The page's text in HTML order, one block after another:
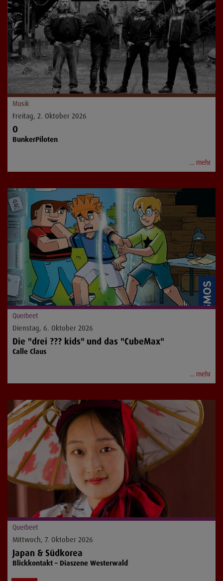
Musik
Freitag, 2. Oktober 2026
O
BunkerPiloten
... mehr
Querbeet
Dienstag, 6. Oktober 2026
Die "drei ??? kids" und das "CubeMax"
Calle Claus
... mehr
Querbeet
Mittwoch, 7. Oktober 2026
Japan & Südkorea
Blickkontakt – Diaszene Westerwald